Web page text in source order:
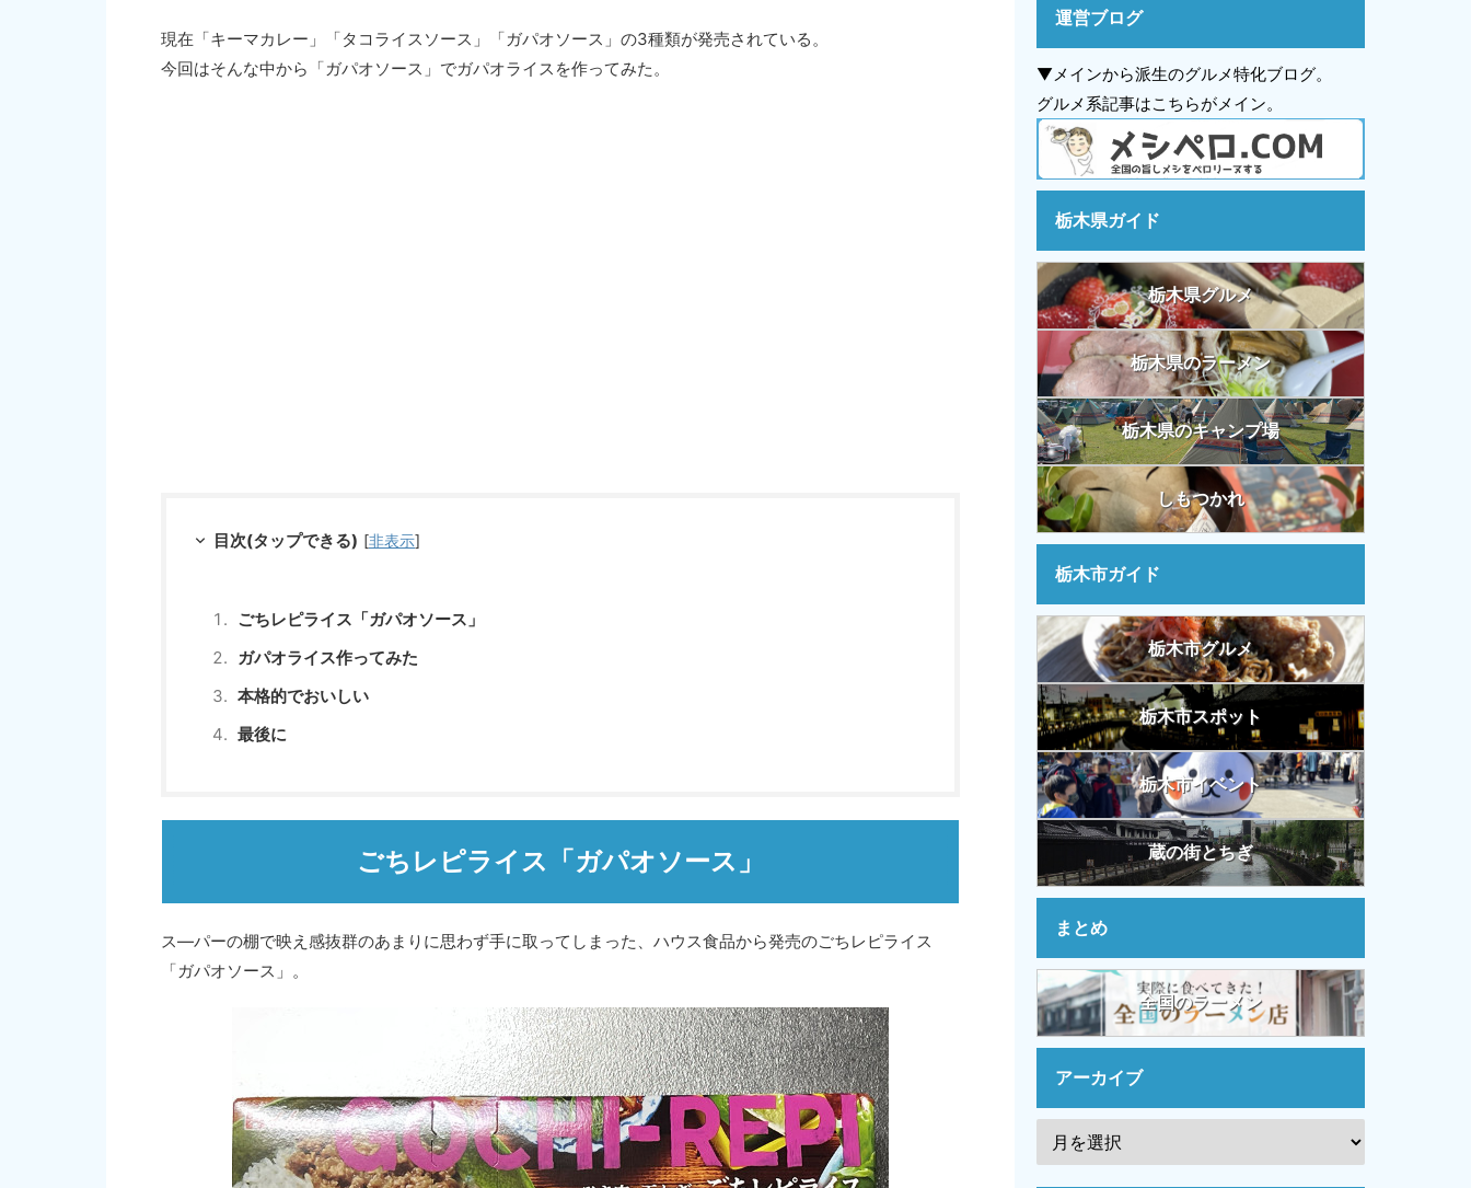
現在「キーマカレー」「タコライスソース」「ガパオソース」の3種類が発売されている。
今回はそんな中から「ガパオソース」でガパオライスを作ってみた。
目次(タップできる) [非表示]
ごちレピライス「ガパオソース」
ガパオライス作ってみた
本格的でおいしい
最後に
ごちレピライス「ガパオソース」
ス―パーの棚で映え感抜群のあまりに思わず手に取ってしまった、ハウス食品から発売のごちレピライス
「ガパオソース」。
運営ブログ
▼メインから派生のグルメ特化ブログ。
グルメ系記事はこちらがメイン。
栃木県ガイド
栃木県グルメ
栃木県のラーメン
栃木県のキャンプ場
しもつかれ
栃木市ガイド
栃木市グルメ
栃木市スポット
栃木市イベント
蔵の街とちぎ
まとめ
全国のラーメン
アーカイブ